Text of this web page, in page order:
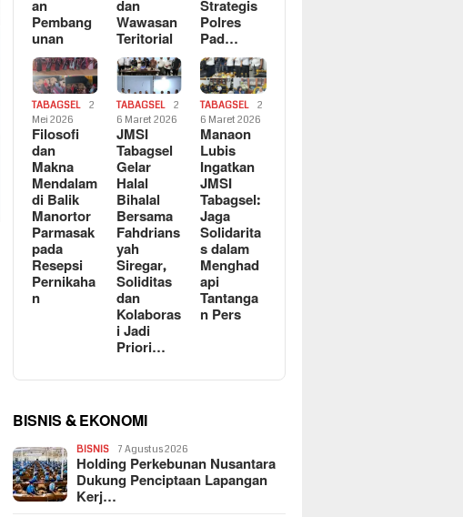
an
Pembang
unan
dan
Wawasan
Teritorial
Strategis
Polres
Pad…
TABAGSEL
2
Mei 2026
Filosofi
dan
Makna
Mendalam
di Balik
Manortor
Parmasak
pada
Resepsi
Pernikaha
n
TABAGSEL
2
6 Maret 2026
JMSI
Tabagsel
Gelar
Halal
Bihalal
Bersama
Fahdrians
yah
Siregar,
Soliditas
dan
Kolaboras
i Jadi
Priori…
TABAGSEL
2
6 Maret 2026
Manaon
Lubis
Ingatkan
JMSI
Tabagsel:
Jaga
Solidarita
s dalam
Menghad
api
Tantanga
n Pers
BISNIS & EKONOMI
BISNIS 7 Agustus 2026
Holding Perkebunan Nusantara
Dukung Penciptaan Lapangan
Kerj…